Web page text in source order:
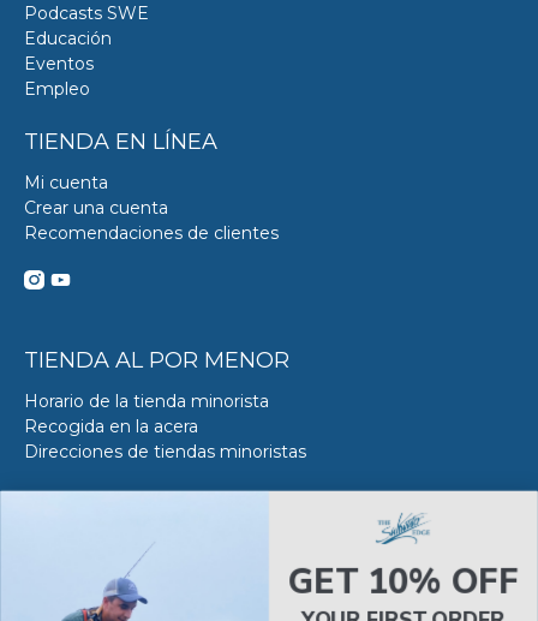
Podcasts SWE
Educación
Eventos
Empleo
TIENDA EN LÍNEA
Mi cuenta
Crear una cuenta
Recomendaciones de clientes
TIENDA AL POR MENOR
Horario de la tienda minorista
Recogida en la acera
Direcciones de tiendas minoristas
Acerca del servicio VS en SWE
Reserva tu Servicio VS
Estado del servicio de Van Steel GET 10% OFF